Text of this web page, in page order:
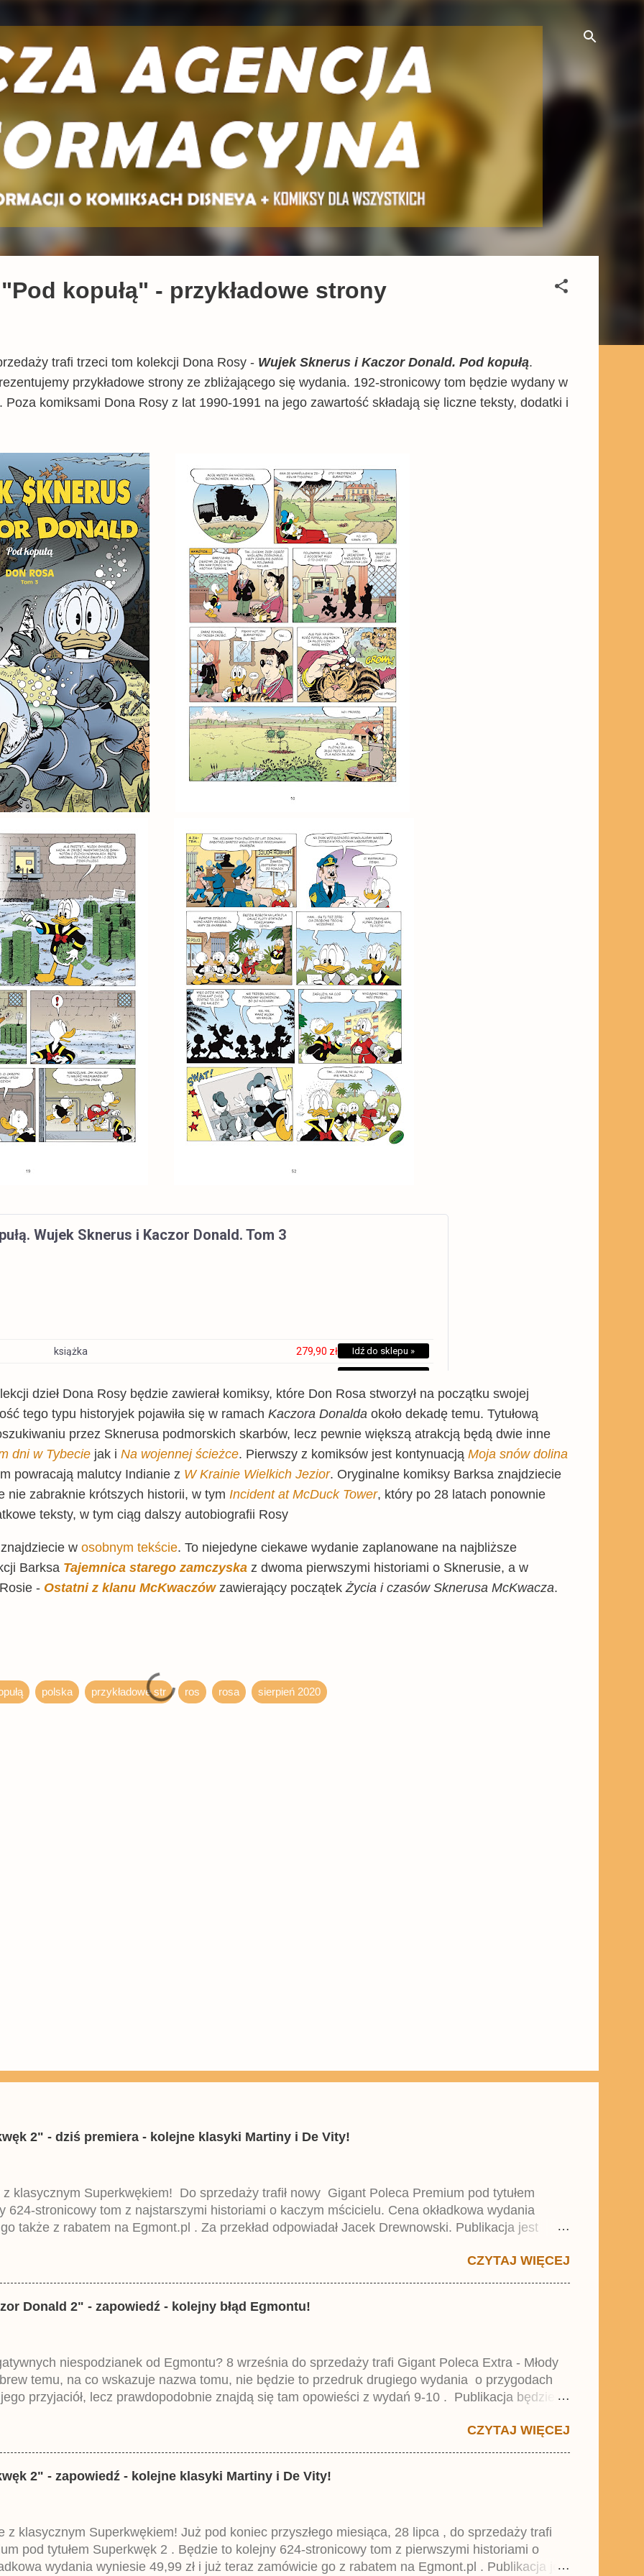
kopułą" - przykładowe strony
trafi trzeci tom kolekcji Dona Rosy - Wujek Sknerus i Kaczor Donald. Pod kopułą.
przykładowe strony ze zbliżającego się wydania. 192-stronicowy tom będzie wydany w
Poza komiksami Dona Rosy z lat 1990-1991 na jego zawartość składają się liczne teksty, dodatki i
Wujek Sknerus i Kaczor Donald. Tom 3
książka 279,90 zł Idź do sklepu »
© BUY.BOX
dzieł Dona Rosy będzie zawierał komiksy, które Don Rosa stworzył na początku swojej
tego typu historyjek pojawiła się w ramach Kaczora Donalda około dekadę temu. Tytułową
przez Sknerusa podmorskich skarbów, lecz pewnie większą atrakcją będą dwie inne
dni w Tybecie jak i Na wojennej ścieżce. Pierwszy z komiksów jest kontynuacją Moja snów dolina
powracają malutcy Indianie z W Krainie Wielkich Jezior. Oryginalne komiksy Barksa znajdziecie
nie zabraknie krótszych historii, w tym Incident at McDuck Tower, który po 28 latach ponownie
teksty, w tym ciąg dalszy autobiografii Rosy
w osobnym tekście. To niejedyne ciekawe wydanie zaplanowane na najbliższe
Barksa Tajemnica starego zamczyska z dwoma pierwszymi historiami o Sknerusie, a w
- Ostatni z klanu McKwaczów zawierający początek Życia i czasów Sknerusa McKwacza.
polska przykładowe str ros rosa sierpień 2020
2" - dziś premiera - kolejne klasyki Martiny i De Vity!
klasycznym Superkwękiem! Do sprzedaży trafił nowy Gigant Poleca Premium pod tytułem
624-stronicowy tom z najstarszymi historiami o kaczym mścicielu. Cena okładkowa wydania
także z rabatem na Egmont.pl . Za przekład odpowiadał Jacek Drewnowski. Publikacja jest
CZYTAJ WIĘCEJ
Donald 2" - zapowiedź - kolejny błąd Egmontu!
niespodzianek od Egmontu? 8 września do sprzedaży trafi Gigant Poleca Extra - Młody
temu, na co wskazuje nazwa tomu, nie będzie to przedruk drugiego wydania o przygodach
przyjaciół, lecz prawdopodobnie znajdą się tam opowieści z wydań 9-10 . Publikacja będzie
CZYTAJ WIĘCEJ
2" - zapowiedź - kolejne klasyki Martiny i De Vity!
z klasycznym Superkwękiem! Już pod koniec przyszłego miesiąca, 28 lipca , do sprzedaży trafi
pod tytułem Superkwęk 2 . Będzie to kolejny 624-stronicowy tom z pierwszymi historiami o
wydania wyniesie 49,99 zł i już teraz zamówicie go z rabatem na Egmont.pl . Publikacja jest